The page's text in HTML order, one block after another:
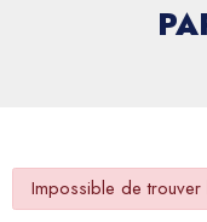
Impossible de